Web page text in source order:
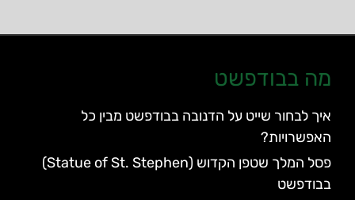
מה בבודפשט
איך לבחור שייט על הדנובה בבודפשט מבין כל
האפשרויות?
פסל המלך שטפן הקדוש (Statue of St. Stephen)
בבודפשט